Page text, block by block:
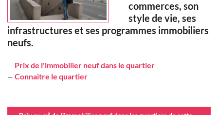
commerces, son
style de vie, ses
infrastructures et ses programmes immobiliers
neufs.
— Prix de l'immobilier neuf dans le quartier
— Connaitre le quartier